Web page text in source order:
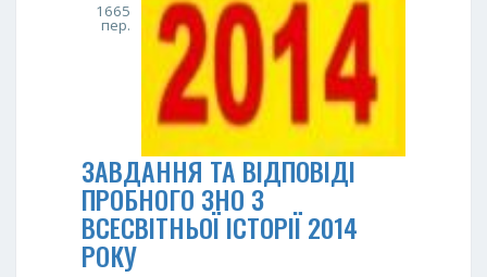
1665
пер.
ЗАВДАННЯ ТА ВІДПОВІДІ
ПРОБНОГО ЗНО З
ВСЕСВІТНЬОЇ ІСТОРІЇ 2014
РОКУ